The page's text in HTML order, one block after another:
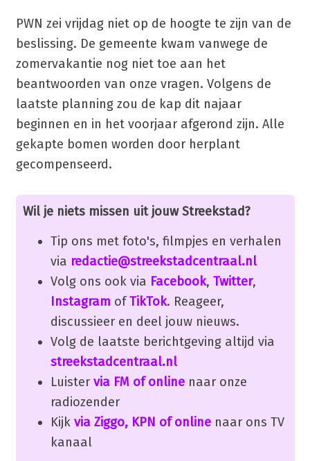
PWN zei vrijdag niet op de hoogte te zijn van de
beslissing. De gemeente kwam vanwege de
zomervakantie nog niet toe aan het
beantwoorden van onze vragen. Volgens de
laatste planning zou de kap dit najaar
beginnen en in het voorjaar afgerond zijn. Alle
gekapte bomen worden door herplant
gecompenseerd.
Wil je niets missen uit jouw Streekstad?
Tip ons met foto's, filmpjes en verhalen
via redactie@streekstadcentraal.nl
Volg ons ook via Facebook, Twitter,
Instagram ofTikTok. Reageer,
discussieer en deel jouw nieuws.
Volg de laatste berichtgeving altijd via
streekstadcentraal.nl
Luister via FM of onlinenaar onze
radiozender
Kijk via Ziggo, KPN of onlinenaar ons TV
kanaal